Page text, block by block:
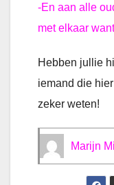
-En aan alle
met elkaar
Hebben jullie
iemand die
zeker weten!
Marijn